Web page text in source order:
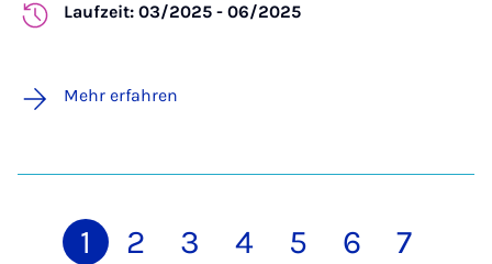
Laufzeit: 03/2025 - 06/2025
Mehr erfahren
1 2 3 4 5 6 7